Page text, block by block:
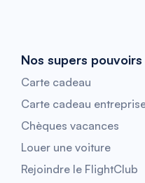
Nos supers pouvoirs
Carte cadeau
Carte cadeau
Chèques vacances
Louer une voiture
Rejoindre le FlightClub